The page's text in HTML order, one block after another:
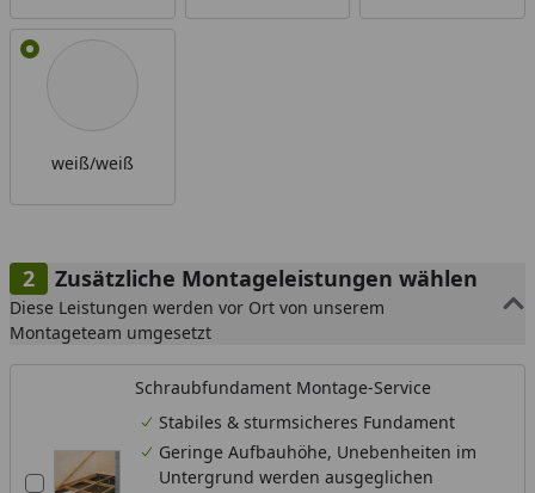
weiß/weiß
Zusätzliche Montageleistungen wählen
Diese Leistungen werden vor Ort von unserem
Montageteam umgesetzt
Schraubfundament Montage-Service
Stabiles & sturmsicheres Fundament
Geringe Aufbauhöhe, Unebenheiten im
Untergrund werden ausgeglichen